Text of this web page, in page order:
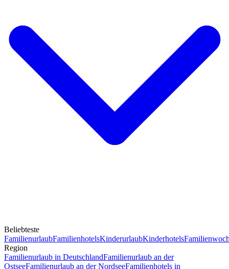
Beliebteste
FamilienurlaubFamilienhotelsKinderurlaubKinderhotels
Region
Familienurlaub in DeutschlandFamilienurlaub an der
OstseeFamilienurlaub an der NordseeFamilienhotels in